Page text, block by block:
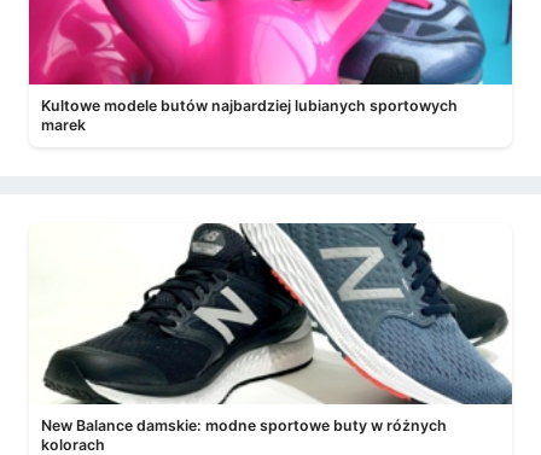
Kultowe modele butów najbardziej lubianych sportowych
marek
New Balance damskie: modne sportowe buty w różnych
kolorach